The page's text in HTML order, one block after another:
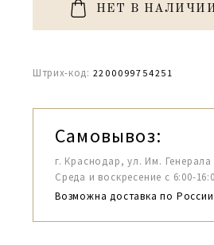
НЕТ В
Штрих-код: 2200099754251
Самовывоз:
г. Краснодар, ул. Им.
Среда и воскресение с 6:00-
Возможна доставка по